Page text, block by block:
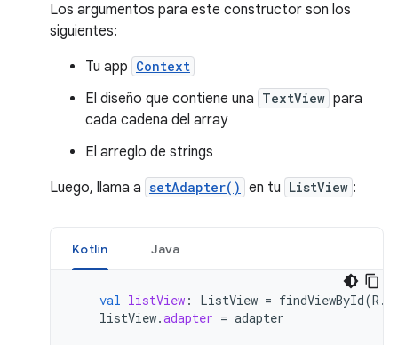
Los argumentos para este constructor son los
siguientes:
Tu app Context
El diseño que contiene una TextView para
cada cadena del array
El arreglo de strings
Luego, llama a setAdapter() en tu ListView :
Kotlin Java
val listView : ListView = findViewById(R .
listView.adapter = adapter